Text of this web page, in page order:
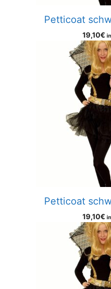
Petticoat
19,10€
Petticoat
19,10€